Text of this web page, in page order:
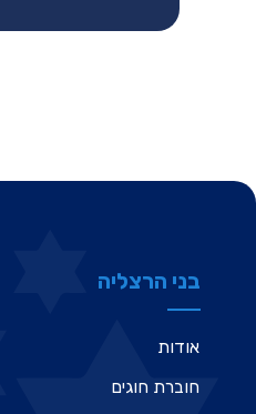
בני הרצליה
אודות
חוברת חוגים